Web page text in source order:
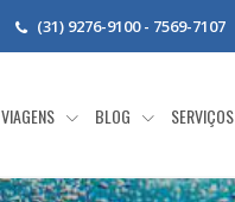
(31) 9276-9100 - 7569-7107
VIAGENS BLOG SERVIÇOS